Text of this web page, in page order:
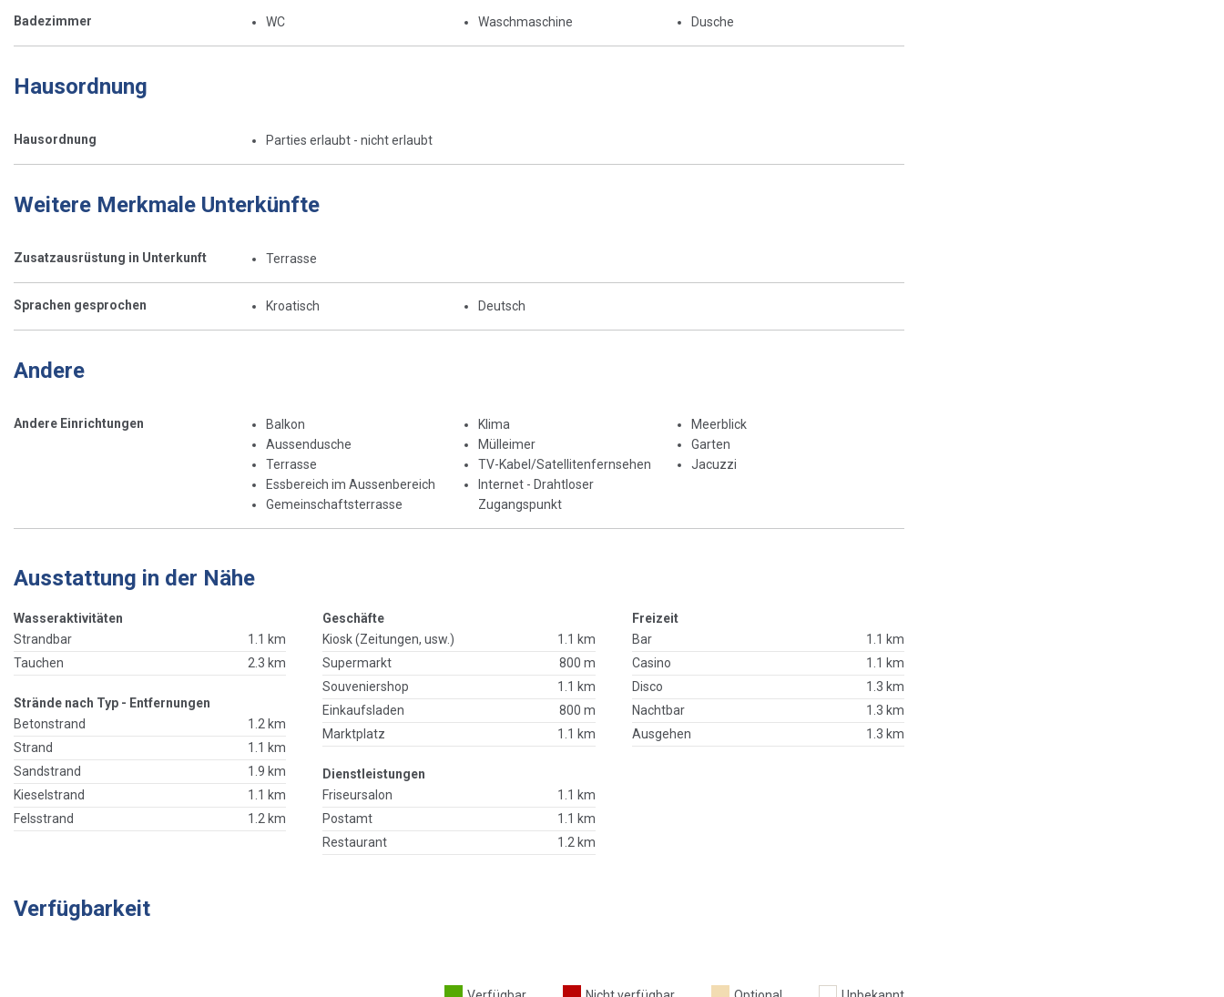
Badezimmer WC Waschmaschine Dusche
Hausordnung
Hausordnung Parties erlaubt - nicht erlaubt
Weitere Merkmale Unterkünfte
Zusatzausrüstung in Unterkunft Terrasse
Sprachen gesprochen Kroatisch Deutsch
Andere
Andere Einrichtungen
Balkon
Aussendusche
Terrasse
Essbereich im Aussenbereich
Gemeinschaftsterrasse
Klima
Mülleimer
TV-Kabel/Satellitenfernsehen
Internet - Drahtloser
Zugangspunkt
Meerblick
Garten
Jacuzzi
Ausstattung in der Nähe
Wasseraktivitäten
Strandbar
1.1 km
Tauchen
2.3 km
Strände nach Typ - Entfernungen
Betonstrand
1.2 km
Strand
1.1 km
Sandstrand
1.9 km
Kieselstrand
1.1 km
Felsstrand
1.2 km
Geschäfte
Kiosk (Zeitungen, usw.)
1.1 km
Supermarkt
800 m
Souveniershop
1.1 km
Einkaufsladen
800 m
Marktplatz
1.1 km
Dienstleistungen
Friseursalon
1.1 km
Postamt
1.1 km
Restaurant
1.2 km
Freizeit
Bar
1.1 km
Casino
1.1 km
Disco
1.3 km
Nachtbar
1.3 km
Ausgehen
1.3 km
Verfügbarkeit